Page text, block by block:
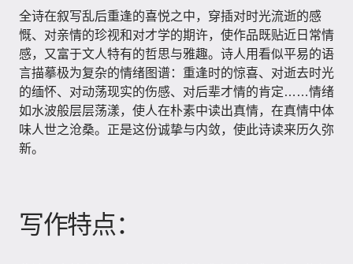
全诗在叙写乱后重逢的喜悦之中，穿插对时光流逝的感
慨、对亲情的珍视和对才学的期许，使作品既贴近日常情
感，又富于文人特有的哲思与雅趣。诗人用看似平易的语
言描摹极为复杂的情绪图谱：重逢时的惊喜、对逝去时光
的缅怀、对动荡现实的伤感、对后辈才情的肯定……情绪
如水波般层层荡漾，使人在朴素中读出真情，在真情中体
味人世之沧桑。正是这份诚挚与内敛，使此诗读来历久弥
新。
写作特点：